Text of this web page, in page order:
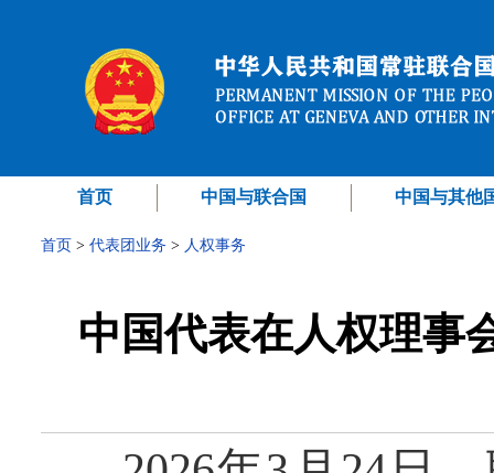
首页 中国与联合国 中国与其他
首页 > 代表团业务 > 人权事务
中国代表在人权理事